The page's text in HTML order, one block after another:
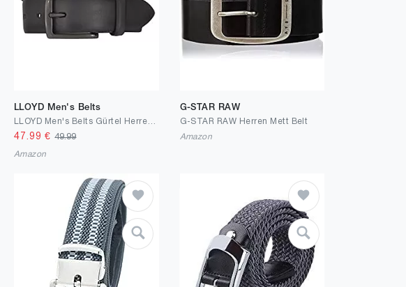
LLOYD Men's Belts
47.99 €49.99
Amazon
G-STAR RAW
G-STAR RAW Herren Mett Belt
Amazon